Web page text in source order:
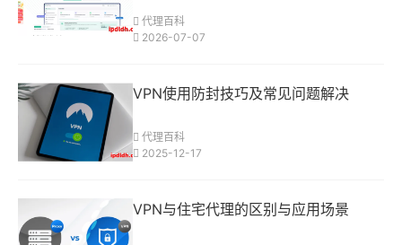
代理百科
2026-07-07
VPN使用防封技巧及常见问题解决
代理百科
2025-12-17
VPN与住宅代理的区别与应用场景